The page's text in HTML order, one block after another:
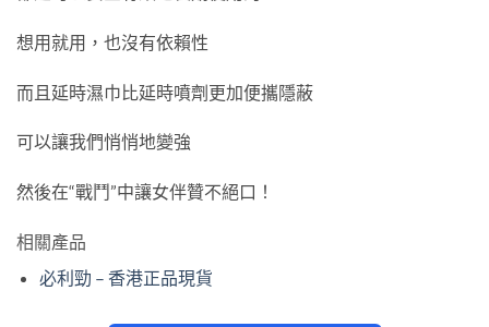
想用就用，也沒有依賴性
而且延時濕巾比延時噴劑更加便攜隱蔽
可以讓我們悄悄地變強
然後在“戰鬥”中讓女伴贊不絕口！
相關產品
必利勁 – 香港正品現貨